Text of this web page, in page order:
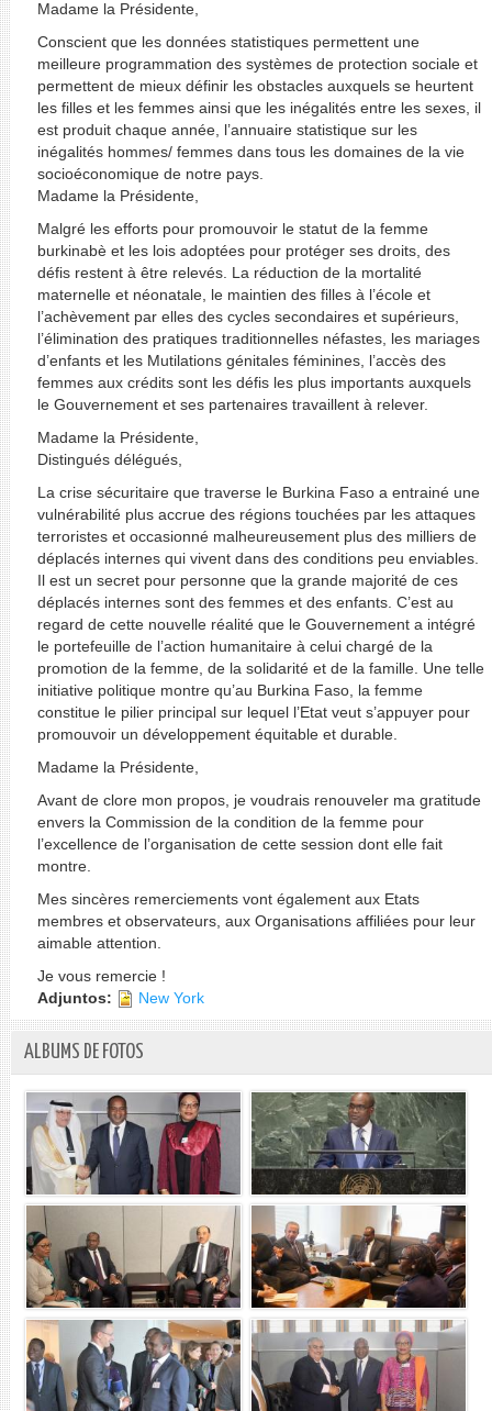
Madame la Présidente,
Conscient que les données statistiques permettent une
meilleure programmation des systèmes de protection sociale et
permettent de mieux définir les obstacles auxquels se heurtent
les filles et les femmes ainsi que les inégalités entre les sexes, il
est produit chaque année, l’annuaire statistique sur les
inégalités hommes/ femmes dans tous les domaines de la vie
socioéconomique de notre pays.
Madame la Présidente,
Malgré les efforts pour promouvoir le statut de la femme
burkinabè et les lois adoptées pour protéger ses droits, des
défis restent à être relevés. La réduction de la mortalité
maternelle et néonatale, le maintien des filles à l’école et
l’achèvement par elles des cycles secondaires et supérieurs,
l’élimination des pratiques traditionnelles néfastes, les mariages
d’enfants et les Mutilations génitales féminines, l’accès des
femmes aux crédits sont les défis les plus importants auxquels
le Gouvernement et ses partenaires travaillent à relever.
Madame la Présidente,
Distingués délégués,
La crise sécuritaire que traverse le Burkina Faso a entrainé une
vulnérabilité plus accrue des régions touchées par les attaques
terroristes et occasionné malheureusement plus des milliers de
déplacés internes qui vivent dans des conditions peu enviables.
Il est un secret pour personne que la grande majorité de ces
déplacés internes sont des femmes et des enfants. C’est au
regard de cette nouvelle réalité que le Gouvernement a intégré
le portefeuille de l’action humanitaire à celui chargé de la
promotion de la femme, de la solidarité et de la famille. Une telle
initiative politique montre qu’au Burkina Faso, la femme
constitue le pilier principal sur lequel l’Etat veut s’appuyer pour
promouvoir un développement équitable et durable.
Madame la Présidente,
Avant de clore mon propos, je voudrais renouveler ma gratitude
envers la Commission de la condition de la femme pour
l’excellence de l’organisation de cette session dont elle fait
montre.
Mes sincères remerciements vont également aux Etats
membres et observateurs, aux Organisations affiliées pour leur
aimable attention.
Je vous remercie !
Adjuntos:
New York
ALBUMS DE FOTOS